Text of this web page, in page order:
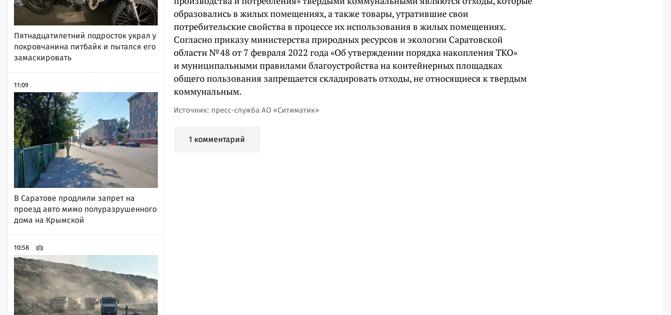
Пятнадцатилетний подросток украл у
покровчанина питбайк и пытался его
замаскировать
11:09
В Саратове продлили запрет на
проезд авто мимо полуразрушенного
дома на Крымской
10:58
образовались в жилых помещениях, а также товары, утратившие свои
потребительские свойства в процессе их использования в жилых помещениях.
Согласно приказу министерства природных ресурсов и экологии Саратовской
области № 48 от 7 февраля 2022 года «Об утверждении порядка накопления ТКО»
и муниципальными правилами благоустройства на контейнерных площадках
общего пользования запрещается складировать отходы, не относящиеся к твердым
коммунальным.
Источник: пресс-служба АО «Ситиматик»
1 комментарий